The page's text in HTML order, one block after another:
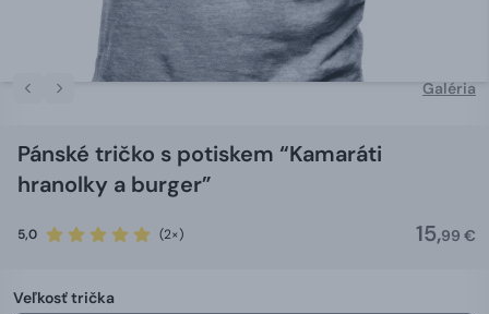
Galéria
Pánské tričko s potiskem “Kamaráti
hranolky a burger”
5,0 (2×) 15,99 €
Veľkosť trička